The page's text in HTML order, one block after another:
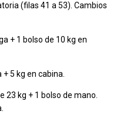
(filas 41 a 53). Cambios
+ 1 bolso de 10 kg en
5 kg en cabina.
23 kg + 1 bolso de mano.